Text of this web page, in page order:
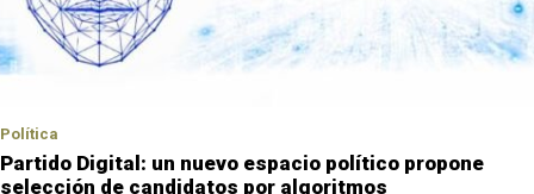
Política
Partido Digital: un nuevo espacio político propone
selección de candidatos por algoritmos